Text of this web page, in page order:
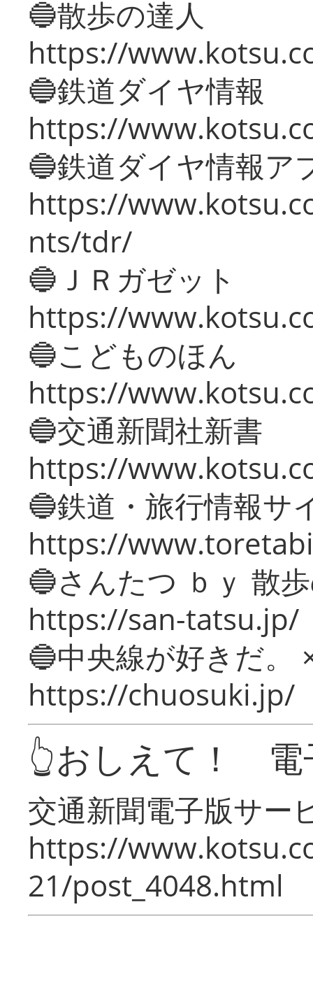
🔵散歩の達人
https://
🔵鉄道ダイヤ情報
https://
🔵鉄道ダイヤ情報ア
https://
nts/tdr/
🔵ＪＲガゼット
https://
🔵こどものほん
https://
🔵交通新聞社新書
https://
🔵鉄道・旅行情報サ
https://
🔵さんたつ ｂｙ 散
https://san-tatsu.jp/
🔵中央線が好きだ。
https://chuosuki.jp/
👆おしえて！ 電
交通新聞電子版サー
https://
21/post_4048.html